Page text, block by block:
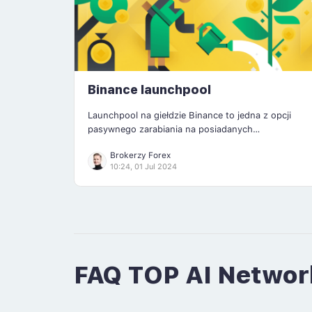
Binance launchpool
Launchpool na giełdzie Binance to jedna z opcji
pasywnego zarabiania na posiadanych
możesz wziąć udział w dystrybucji nowych
kryptowalut. Na czym to dokładnie polega? Co to
jest launchpool? ?Launchpool na Binance to inaczej
Brokerzy Forex
10:24, 01 Jul 2024
FAQ TOP AI